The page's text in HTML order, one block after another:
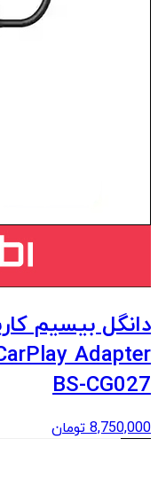
Adapter
BS-CG027
8,750,000 تومان